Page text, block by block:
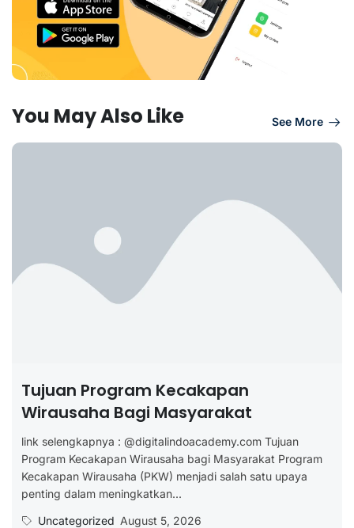
You May Also Like See More
Tujuan Program Kecakapan
Wirausaha Bagi Masyarakat
link selengkapnya : @digitalindoacademy.com Tujuan
Program Kecakapan Wirausaha bagi Masyarakat Program
Kecakapan Wirausaha (PKW) menjadi salah satu upaya
penting dalam meningkatkan...
Uncategorized August 5, 2026